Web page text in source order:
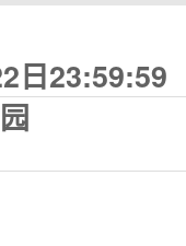
日23:59:59